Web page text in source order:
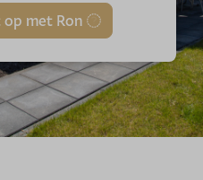
met Ron